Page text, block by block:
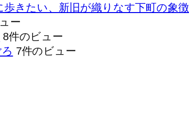
きたい、新旧が織りなす下町の象徴
ー
8件のビュー
7件のビュー